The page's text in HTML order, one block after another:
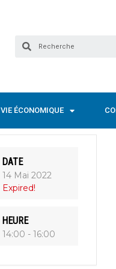
VIE ÉCONOMIQUE
DATE
14 Mai 2022
Expired!
HEURE
14:00 - 16:00